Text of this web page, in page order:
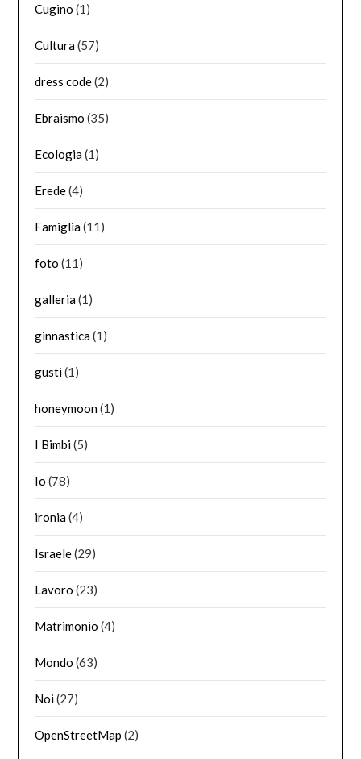
Cugino (1)
Cultura(57)
dress code(2)
Ebraismo (35)
Ecologia(1)
Erede(4)
Famiglia(11)
foto (11)
galleria(1)
ginnastica(1)
gusti(1)
honeymoon(1)
I Bimbi(5)
Io (78)
ironia(4)
Israele(29)
Lavoro (23)
Matrimonio (4)
Mondo (63)
Noi(27)
OpenStreetMap (2)